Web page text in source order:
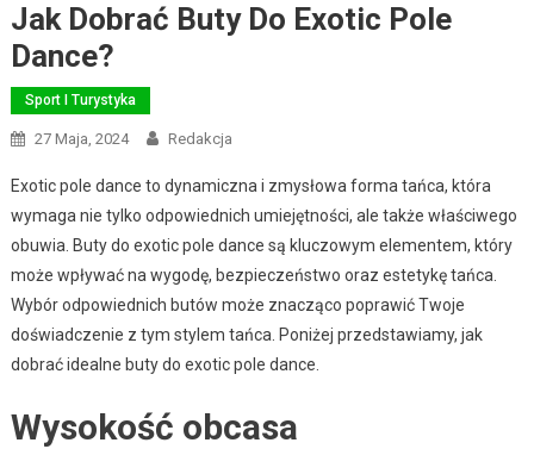
Jak Dobrać Buty Do Exotic Pole
Dance?
Sport I Turystyka
27 Maja, 2024 Redakcja
Exotic pole dance to dynamiczna i zmysłowa forma tańca, która
wymaga nie tylko odpowiednich umiejętności, ale także właściwego
obuwia. Buty do exotic pole dance są kluczowym elementem, który
może wpływać na wygodę, bezpieczeństwo oraz estetykę tańca.
Wybór odpowiednich butów może znacząco poprawić Twoje
doświadczenie z tym stylem tańca. Poniżej przedstawiamy, jak
dobrać idealne buty do exotic pole dance.
Wysokość obcasa